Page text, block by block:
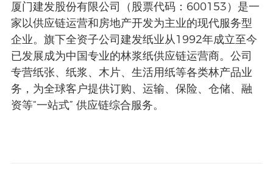
厦门建发股份有限公司（股票代码：600153）是一
家以供应链运营和房地产开发为主业的现代服务型
企业。旗下全资子公司建发纸业从1992年成立至今
已发展成为中国专业的林浆纸供应链运营商。公司
专营纸张、纸浆、木片、生活用纸等各类林产品业
务，为全球客户提供订购、运输、保险、仓储、融
资等“一站式” 供应链综合服务。